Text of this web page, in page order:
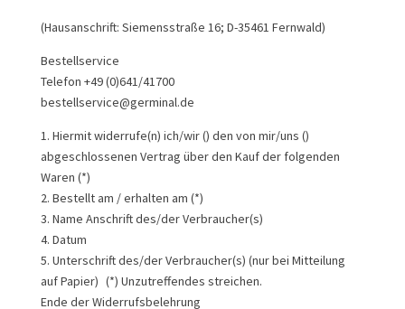
(Hausanschrift: Siemensstraße 16; D-35461 Fernwald)
Bestellservice
Telefon +49 (0)641/41700
bestellservice@germinal.de
1. Hiermit widerrufe(n) ich/wir () den von mir/uns ()
abgeschlossenen Vertrag über den Kauf der folgenden
Waren (*)
2. Bestellt am / erhalten am (*)
3. Name Anschrift des/der Verbraucher(s)
4. Datum
5. Unterschrift des/der Verbraucher(s) (nur bei Mitteilung
auf Papier) (*) Unzutreffendes streichen.
Ende der Widerrufsbelehrung